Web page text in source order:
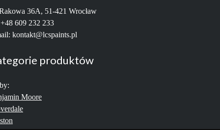
36A, 51-421 Wrocław
609 232 233
kontakt@lcspaints.pl
produktów
Moore